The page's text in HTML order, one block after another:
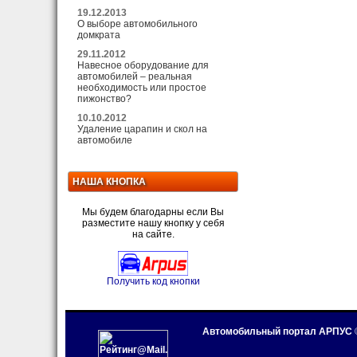
19.12.2013
О выборе автомобильного
домкрата
29.11.2012
Навесное оборудование для
автомобилей – реальная
необходимость или простое
пижонство?
10.10.2012
Удаление царапин и скол на
автомобиле
НАША КНОПКА
Мы будем благодарны если Вы
разместите нашу кнопку у себя
на сайте.
Получить код кнопки
Автомобильный портал АРПУС